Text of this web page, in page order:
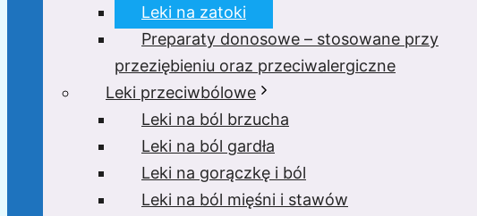
Leki na zatoki
Preparaty donosowe – stosowane przy
przeziębieniu oraz przeciwalergiczne
Leki przeciwbólowe
Leki na ból brzucha
Leki na ból gardła
Leki na gorączkę i ból
Leki na ból mięśni i stawów